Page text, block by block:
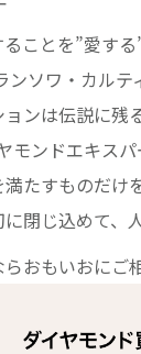
ことを”愛す
ンソワ・カル
ンは伝説に残
モンドエキス
たすものだけ
閉じ込めて、
おもいおにご